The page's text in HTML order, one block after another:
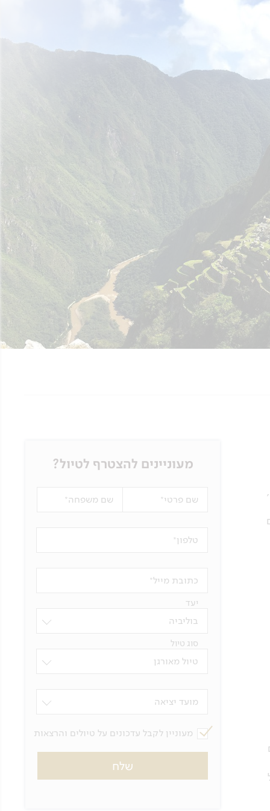
מעוניינים להצטרף לטיול?
שם פרטי שם משפחה
טלפון
כתובת מייל
יעד
בוליביה
סוג טיול
טיול מאורגן
מועד יציאה
מעוניין לקבל עדכונים על טיולים והרצאות